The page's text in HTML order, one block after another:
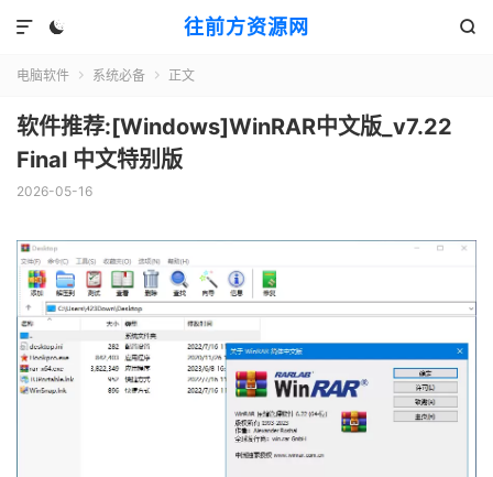
往前方资源网
 

电脑软件  系统必备  正文
软件推荐:[Windows]WinRAR中文版_v7.22
Final 中文特别版
2026-05-16